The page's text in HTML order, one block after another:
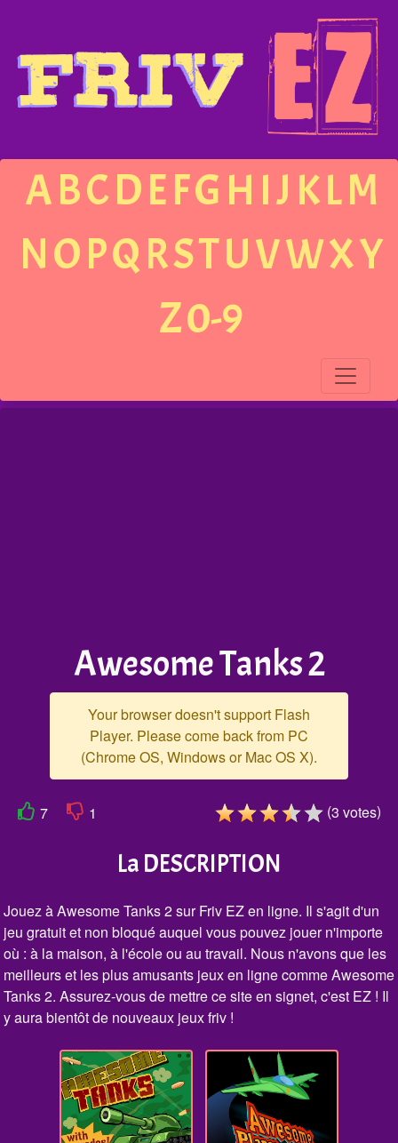
ABCDEFGH IJ KLM
NOPQRSTUVWXY
Z0-9
Awesome Tanks 2
Your browser doesn't support Flash
Player. Please come back from PC
(Chrome OS, Windows or Mac OS X).
7 1 (3 votes)
La DESCRIPTION
Jouez à Awesome Tanks 2 sur Friv EZ en ligne. Il s'agit d'un
jeu gratuit et non bloqué auquel vous pouvez jouer n'importe
où : à la maison, à l'école ou au travail. Nous n'avons que les
meilleurs et les plus amusants jeux en ligne comme Awesome
Tanks 2. Assurez-vous de mettre ce site en signet, c'est EZ ! Il
y aura bientôt de nouveaux jeux friv !